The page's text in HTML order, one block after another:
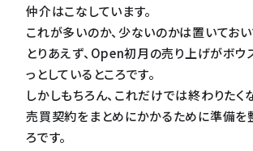
仲介はこなしています。
これが多いのか、少ないのかは置いておいて
とりあえず、Open初月の売り上げがボウ
っとしているところです。
しかしもちろん、これだけでは終わりたく
売買契約をまとめにかかるために準備を
ろです。